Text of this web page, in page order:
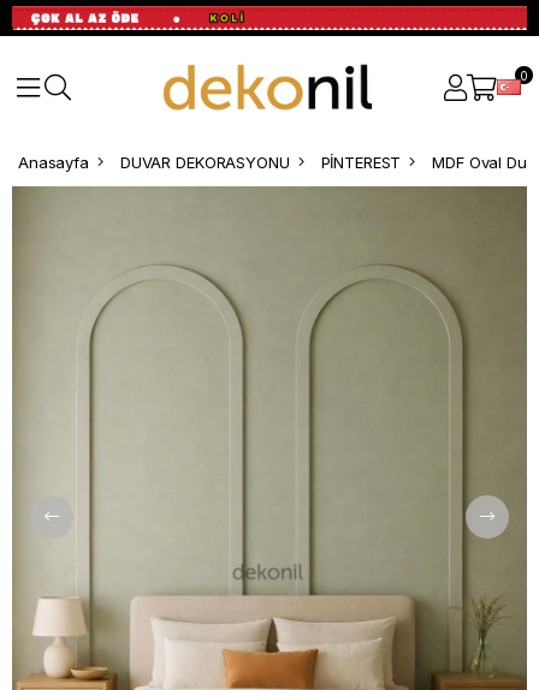
0
Anasayfa DUVAR DEKORASYONU PİNTEREST MDF Oval